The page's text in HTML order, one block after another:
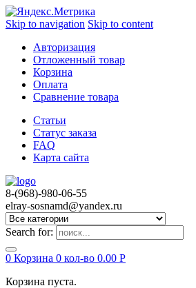
Skip to navigation Skip to content
Авторизация
Отложенный товар
Корзина
Оплата
Сравнение товара
Статьи
Статус заказа
FAQ
Карта сайта
8-(968)-980-06-55
elray-sosnamd@yandex.ru
Search for:
0 Корзина 0 кол-во 0.00 Р
Корзина пуста.